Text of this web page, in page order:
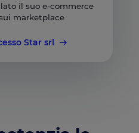
il suo e-commerce
marketplace
Star srl